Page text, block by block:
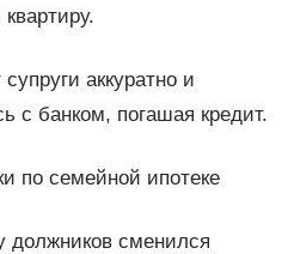
аккуратно и
с банком, погашая кредит.
по семейной ипотеке
должников сменился